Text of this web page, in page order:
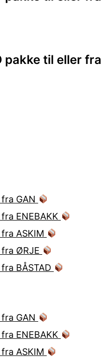
pakke til eller fra
GAN
ENEBAKK
ASKIM
fra ØRJE
BÅSTAD
GAN
ENEBAKK
ASKIM